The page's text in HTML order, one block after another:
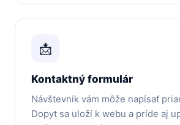
📩
Kontaktný formulár
Návštevník vám môže napísať
Dopyt sa uloží k webu a príde aj